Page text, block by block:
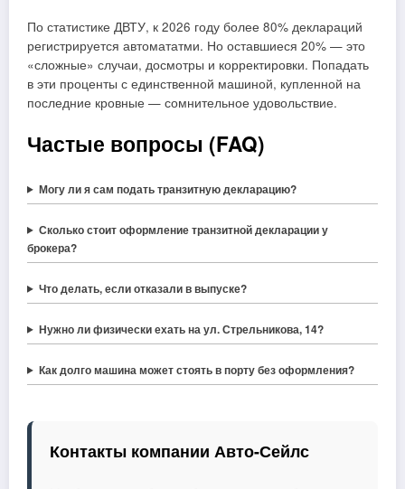
По статистике ДВТУ, к 2026 году более 80% деклараций
регистрируется автомататми. Но оставшиеся 20% — это
«сложные» случаи, досмотры и корректировки. Попадать
в эти проценты с единственной машиной, купленной на
последние кровные — сомнительное удовольствие.
Частые вопросы (FAQ)
Могу ли я сам подать транзитную декларацию?
Сколько стоит оформление транзитной декларации у
брокера?
Что делать, если отказали в выпуске?
Нужно ли физически ехать на ул. Стрельникова, 14?
Как долго машина может стоять в порту без оформления?
Контакты компании Авто-Сейлс